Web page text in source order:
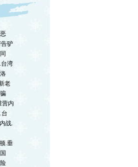
驴
湾
老
营内
台
战.
.垂